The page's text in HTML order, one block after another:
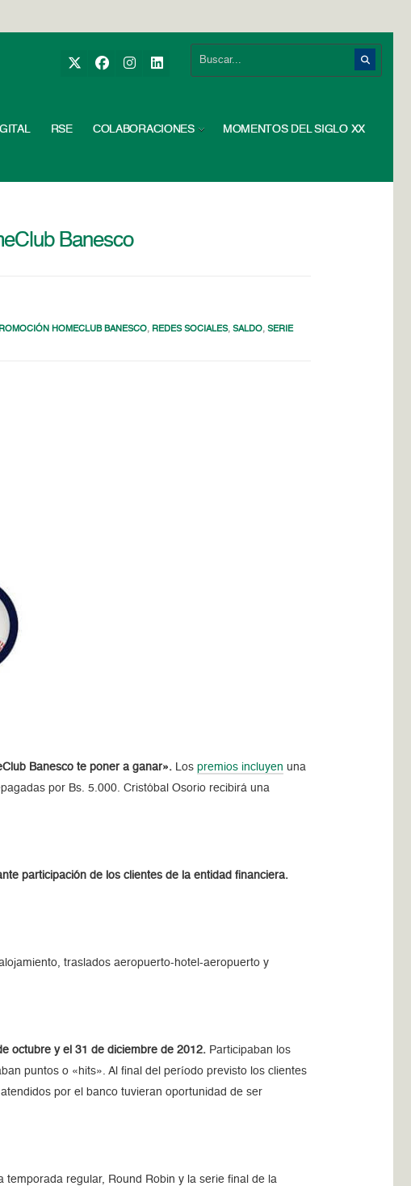
RSE COLABORACIONES MOMENTOS DEL SIGLO XX
Banesco
HOMECLUB BANESCO, REDES SOCIALES,SALDO,SERIE
Banesco te poner a ganar». Lospremios incluyen una
por Bs. 5.000. Cristóbal Osorio recibirá una
participación de los clientes de la entidad financiera.
traslados aeropuerto-hotel-aeropuerto y
octubre y el 31 de diciembre de 2012. Participaban los
puntos o «hits». Al final del período previsto los clientes
por el banco tuvieran oportunidad de ser
regular, Round Robin y la serie final de la